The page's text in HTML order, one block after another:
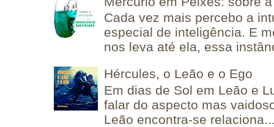
Cada vez mais percebo a
especial de inteligência. E
nos leva até ela, essa
Hércules, o Leão e o Ego
Em dias de Sol em Leão e
falar do aspecto mas
Leão encontra-se